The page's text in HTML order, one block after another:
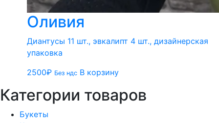
Оливия
Диантусы 11 шт., эвкалипт 4 шт., дизайнерская
упаковка
2500₽ Без ндс В корзину
Категории товаров
Букеты